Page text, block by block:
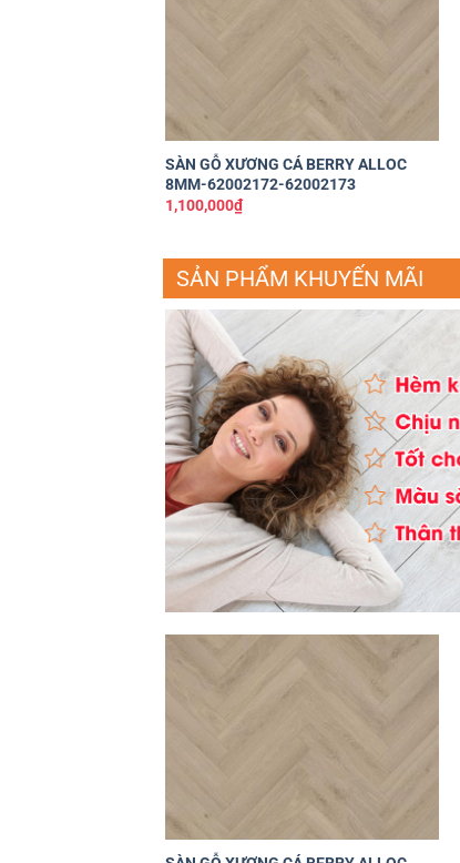
SÀN GỖ XƯƠNG CÁ BERRY ALLOC
8MM-62002172-62002173
1,100,000₫
SẢN PHẨM KHUYẾN MÃI